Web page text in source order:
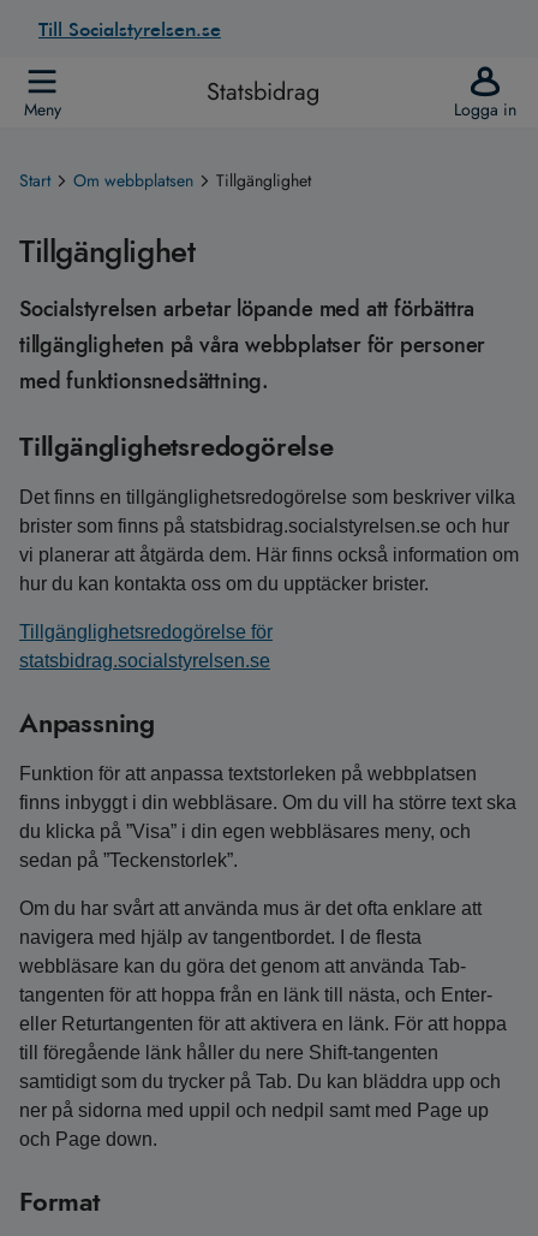
Till Socialstyrelsen.se
Meny Statsbidrag Logga in
Start Om webbplatsen Tillgänglighet
Tillgänglighet
Socialstyrelsen arbetar löpande med att förbättra
tillgängligheten på våra webbplatser för personer
med funktionsnedsättning.
Tillgänglighetsredogörelse
Det finns en tillgänglighetsredogörelse som beskriver vilka
brister som finns på statsbidrag.socialstyrelsen.se och hur
vi planerar att åtgärda dem. Här finns också information om
hur du kan kontakta oss om du upptäcker brister.
Tillgänglighetsredogörelse för
statsbidrag.socialstyrelsen.se
Anpassning
Funktion för att anpassa textstorleken på webbplatsen
finns inbyggt i din webbläsare. Om du vill ha större text ska
du klicka på ”Visa” i din egen webbläsares meny, och
sedan på ”Teckenstorlek”.
Om du har svårt att använda mus är det ofta enklare att
navigera med hjälp av tangentbordet. I de flesta
webbläsare kan du göra det genom att använda Tab-
tangenten för att hoppa från en länk till nästa, och Enter-
eller Returtangenten för att aktivera en länk. För att hoppa
till föregående länk håller du nere Shift-tangenten
samtidigt som du trycker på Tab. Du kan bläddra upp och
ner på sidorna med uppil och nedpil samt med Page up
och Page down.
Format